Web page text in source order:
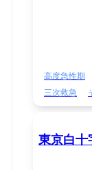
高度急性期
三次救急
東京白十